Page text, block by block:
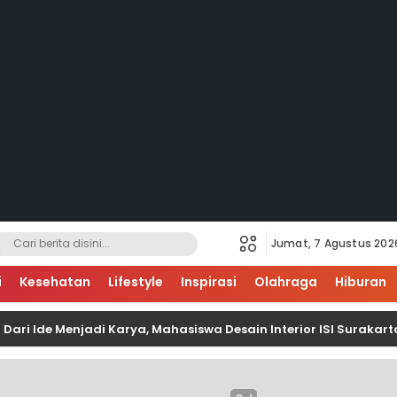
Jumat, 7 Agustus
Kesehatan Lifestyle Inspirasi Olahraga Hiburan
Menjadi Karya, Mahasiswa Desain Interior ISI Surakarta